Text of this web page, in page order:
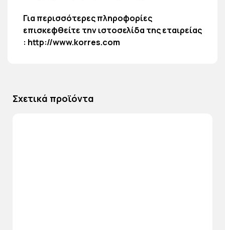
Για περισσότερες πληροφορίες
επισκεφθείτε την ιστοσελίδα της εταιρείας
: http://www.korres.com
Σχετικά προϊόντα